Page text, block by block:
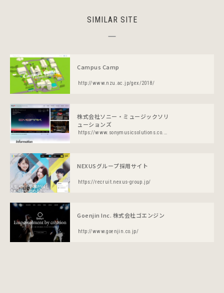
SIMILAR SITE
Campus Camp
http://www.nzu.ac.jp/gex/2018/
株式会社ソニー・ミュージックソリ
ューションズ
https://www.sonymusicsolutions.co.jp/s/sms/
NEXUSグループ採用サイト
https://recruit.nexus-group.jp/
Goenjin Inc. 株式会社ゴエンジン
http://www.goenjin.co.jp/